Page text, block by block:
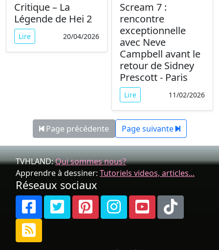
Critique – La
Légende de Hei 2
Lire 20/04/2026
Scream 7 :
rencontre
exceptionnelle
avec Neve
Campbell avant le
retour de Sidney
Prescott - Paris
Lire 11/02/2026
Page précédente Page suivante
TVHLAND:Qui sommes nous?
Apprendre à dessiner: Tutoriels videos, articles...
Réseaux sociaux